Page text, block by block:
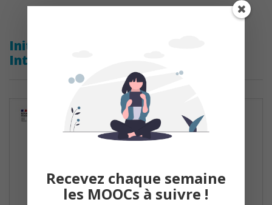
Initiez-vous à la Propriété
Intellectuelle avec l’INPI – le Design
Recevez chaque semaine
les MOOCs à suivre !